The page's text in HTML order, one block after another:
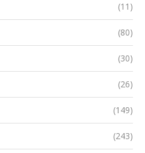
(11)
(80)
(30)
(26)
(149)
(243)